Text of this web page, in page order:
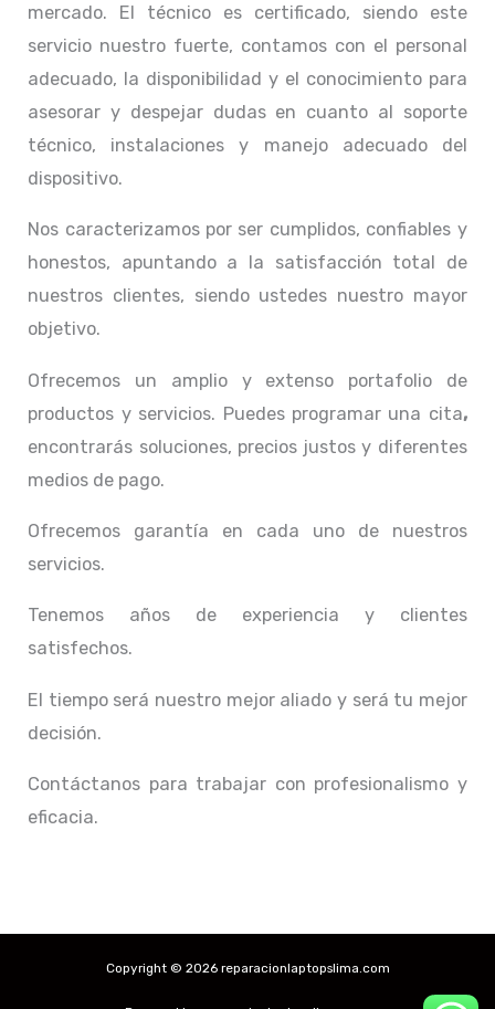
mercado. El técnico es certificado, siendo este
servicio nuestro fuerte, contamos con el personal
adecuado, la disponibilidad y el conocimiento para
asesorar y despejar dudas en cuanto al soporte
técnico, instalaciones y manejo adecuado del
dispositivo.
Nos caracterizamos por ser cumplidos, confiables y
honestos, apuntando a la satisfacción total de
nuestros clientes, siendo ustedes nuestro mayor
objetivo.
Ofrecemos un amplio y extenso portafolio de
productos y servicios. Puedes programar una cita,
encontrarás soluciones, precios justos y diferentes
medios de pago.
Ofrecemos garantía en cada uno de nuestros
servicios.
Tenemos años de experiencia y clientes
satisfechos.
El tiempo será nuestro mejor aliado y será tu mejor
decisión.
Contáctanos para trabajar con profesionalismo y
eficacia.
Copyright © 2026 reparacionlaptopslima.com